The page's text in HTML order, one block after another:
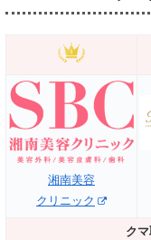
湘南美容
クリニック
ク